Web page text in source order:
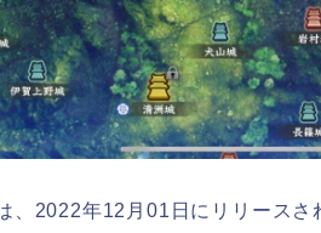
、2022年12月01日にリリース